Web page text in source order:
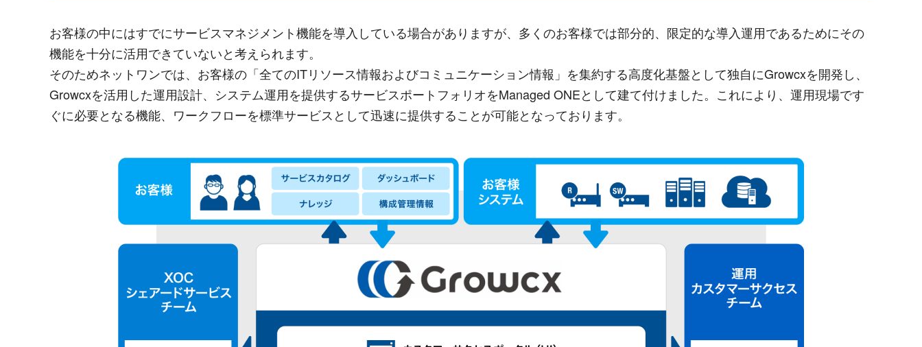
お客様の中にはすでにサービスマネジメント機能を導入している場合がありますが、多くのお客様では部分的、限定的な導入運用であるためにその
機能を十分に活用できていないと考えられます。
そのためネットワンでは、お客様の「全てのITリソース情報およびコミュニケーション情報」を集約する高度化基盤として独自にGrowcxを開発し、
Growcxを活用した運用設計、システム運用を提供するサービスポートフォリオをManaged ONEとして建て付けました。これにより、運用現場です
ぐに必要となる機能、ワークフローを標準サービスとして迅速に提供することが可能となっております。